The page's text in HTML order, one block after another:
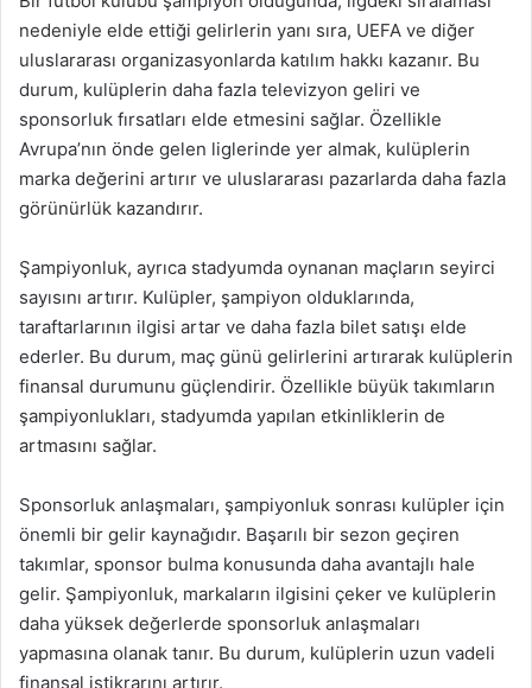
nedeniyle elde ettiği gelirlerin yanı sıra, UEFA ve diğer
uluslararası organizasyonlarda katılım hakkı kazanır. Bu
durum, kulüplerin daha fazla televizyon geliri ve
sponsorluk fırsatları elde etmesini sağlar. Özellikle
Avrupa’nın önde gelen liglerinde yer almak, kulüplerin
marka değerini artırır ve uluslararası pazarlarda daha fazla
görünürlük kazandırır.
Şampiyonluk, ayrıca stadyumda oynanan maçların seyirci
sayısını artırır. Kulüpler, şampiyon olduklarında,
taraftarlarının ilgisi artar ve daha fazla bilet satışı elde
ederler. Bu durum, maç günü gelirlerini artırarak kulüplerin
finansal durumunu güçlendirir. Özellikle büyük takımların
şampiyonlukları, stadyumda yapılan etkinliklerin de
artmasını sağlar.
Sponsorluk anlaşmaları, şampiyonluk sonrası kulüpler için
önemli bir gelir kaynağıdır. Başarılı bir sezon geçiren
takımlar, sponsor bulma konusunda daha avantajlı hale
gelir. Şampiyonluk, markaların ilgisini çeker ve kulüplerin
daha yüksek değerlerde sponsorluk anlaşmaları
yapmasına olanak tanır. Bu durum, kulüplerin uzun vadeli
finansal istikrarını artırır.